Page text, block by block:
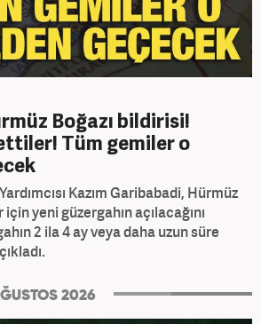
Boğazı bildirisi!
Tüm gemiler o
Kazım Garibabadi, Hürmüz
yeni güzergahın açılacağını
2 ila 4 ay veya daha uzun süre
2026